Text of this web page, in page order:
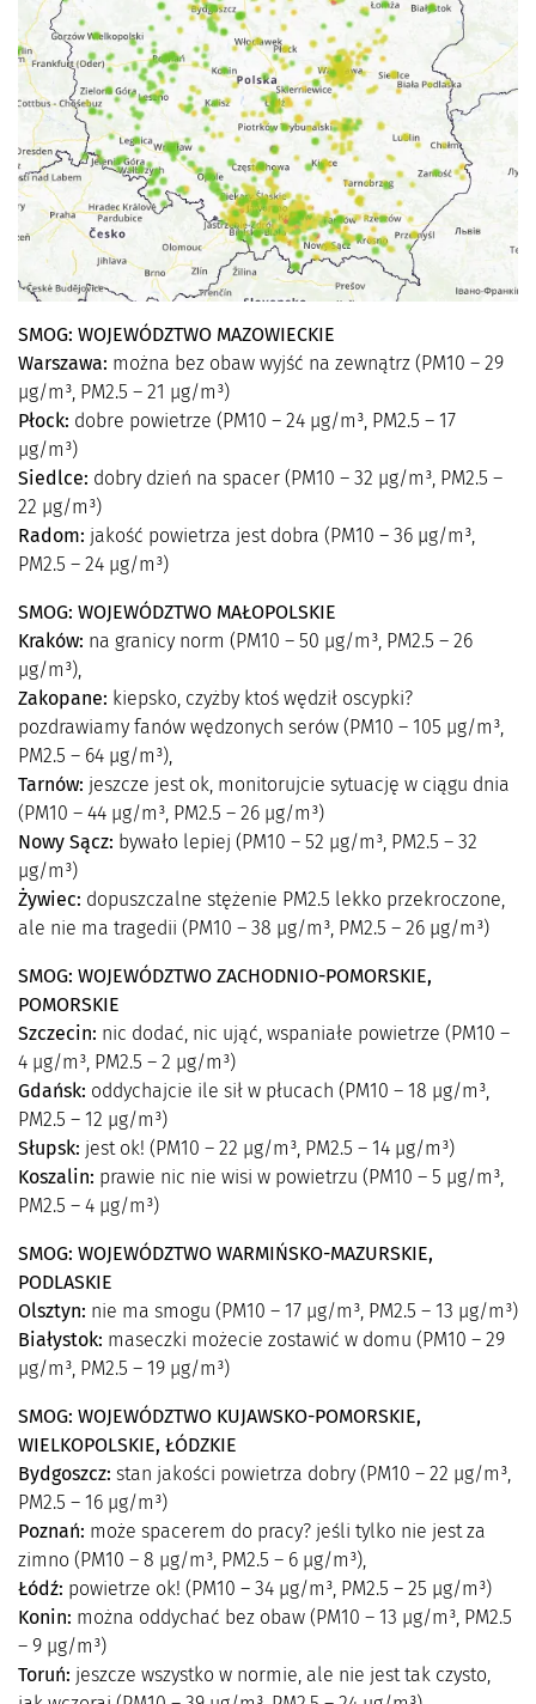
SMOG: WOJEWÓDZTWO MAZOWIECKIE
Warszawa: można bez obaw wyjść na zewnątrz (PM10 – 29
µg/m³, PM2.5 – 21 µg/m³)
Płock: dobre powietrze (PM10 – 24 µg/m³, PM2.5 – 17
µg/m³)
Siedlce: dobry dzień na spacer (PM10 – 32 µg/m³, PM2.5 –
22 µg/m³)
Radom: jakość powietrza jest dobra (PM10 – 36 µg/m³,
PM2.5 – 24 µg/m³)
SMOG: WOJEWÓDZTWO MAŁOPOLSKIE
Kraków: na granicy norm (PM10 – 50 µg/m³, PM2.5 – 26
µg/m³),
Zakopane: kiepsko, czyżby ktoś wędził oscypki?
pozdrawiamy fanów wędzonych serów (PM10 – 105 µg/m³,
PM2.5 – 64 µg/m³),
Tarnów: jeszcze jest ok, monitorujcie sytuację w ciągu dnia
(PM10 – 44 µg/m³, PM2.5 – 26 µg/m³)
Nowy Sącz: bywało lepiej (PM10 – 52 µg/m³, PM2.5 – 32
µg/m³)
Żywiec: dopuszczalne stężenie PM2.5 lekko przekroczone,
ale nie ma tragedii (PM10 – 38 µg/m³, PM2.5 – 26 µg/m³)
SMOG: WOJEWÓDZTWO ZACHODNIO-POMORSKIE,
POMORSKIE
Szczecin: nic dodać, nic ująć, wspaniałe powietrze (PM10 –
4 µg/m³, PM2.5 – 2 µg/m³)
Gdańsk: oddychajcie ile sił w płucach (PM10 – 18 µg/m³,
PM2.5 – 12 µg/m³)
Słupsk: jest ok! (PM10 – 22 µg/m³, PM2.5 – 14 µg/m³)
Koszalin: prawie nic nie wisi w powietrzu (PM10 – 5 µg/m³,
PM2.5 – 4 µg/m³)
SMOG: WOJEWÓDZTWO WARMIŃSKO-MAZURSKIE,
PODLASKIE
Olsztyn: nie ma smogu (PM10 – 17 µg/m³, PM2.5 – 13 µg/m³)
Białystok: maseczki możecie zostawić w domu (PM10 – 29
µg/m³, PM2.5 – 19 µg/m³)
SMOG: WOJEWÓDZTWO KUJAWSKO-POMORSKIE,
WIELKOPOLSKIE, ŁÓDZKIE
Bydgoszcz: stan jakości powietrza dobry (PM10 – 22 µg/m³,
PM2.5 – 16 µg/m³)
Poznań: może spacerem do pracy? jeśli tylko nie jest za
zimno (PM10 – 8 µg/m³, PM2.5 – 6 µg/m³),
Łódź: powietrze ok! (PM10 – 34 µg/m³, PM2.5 – 25 µg/m³)
Konin: można oddychać bez obaw (PM10 – 13 µg/m³, PM2.5
– 9 µg/m³)
Toruń: jeszcze wszystko w normie, ale nie jest tak czysto,